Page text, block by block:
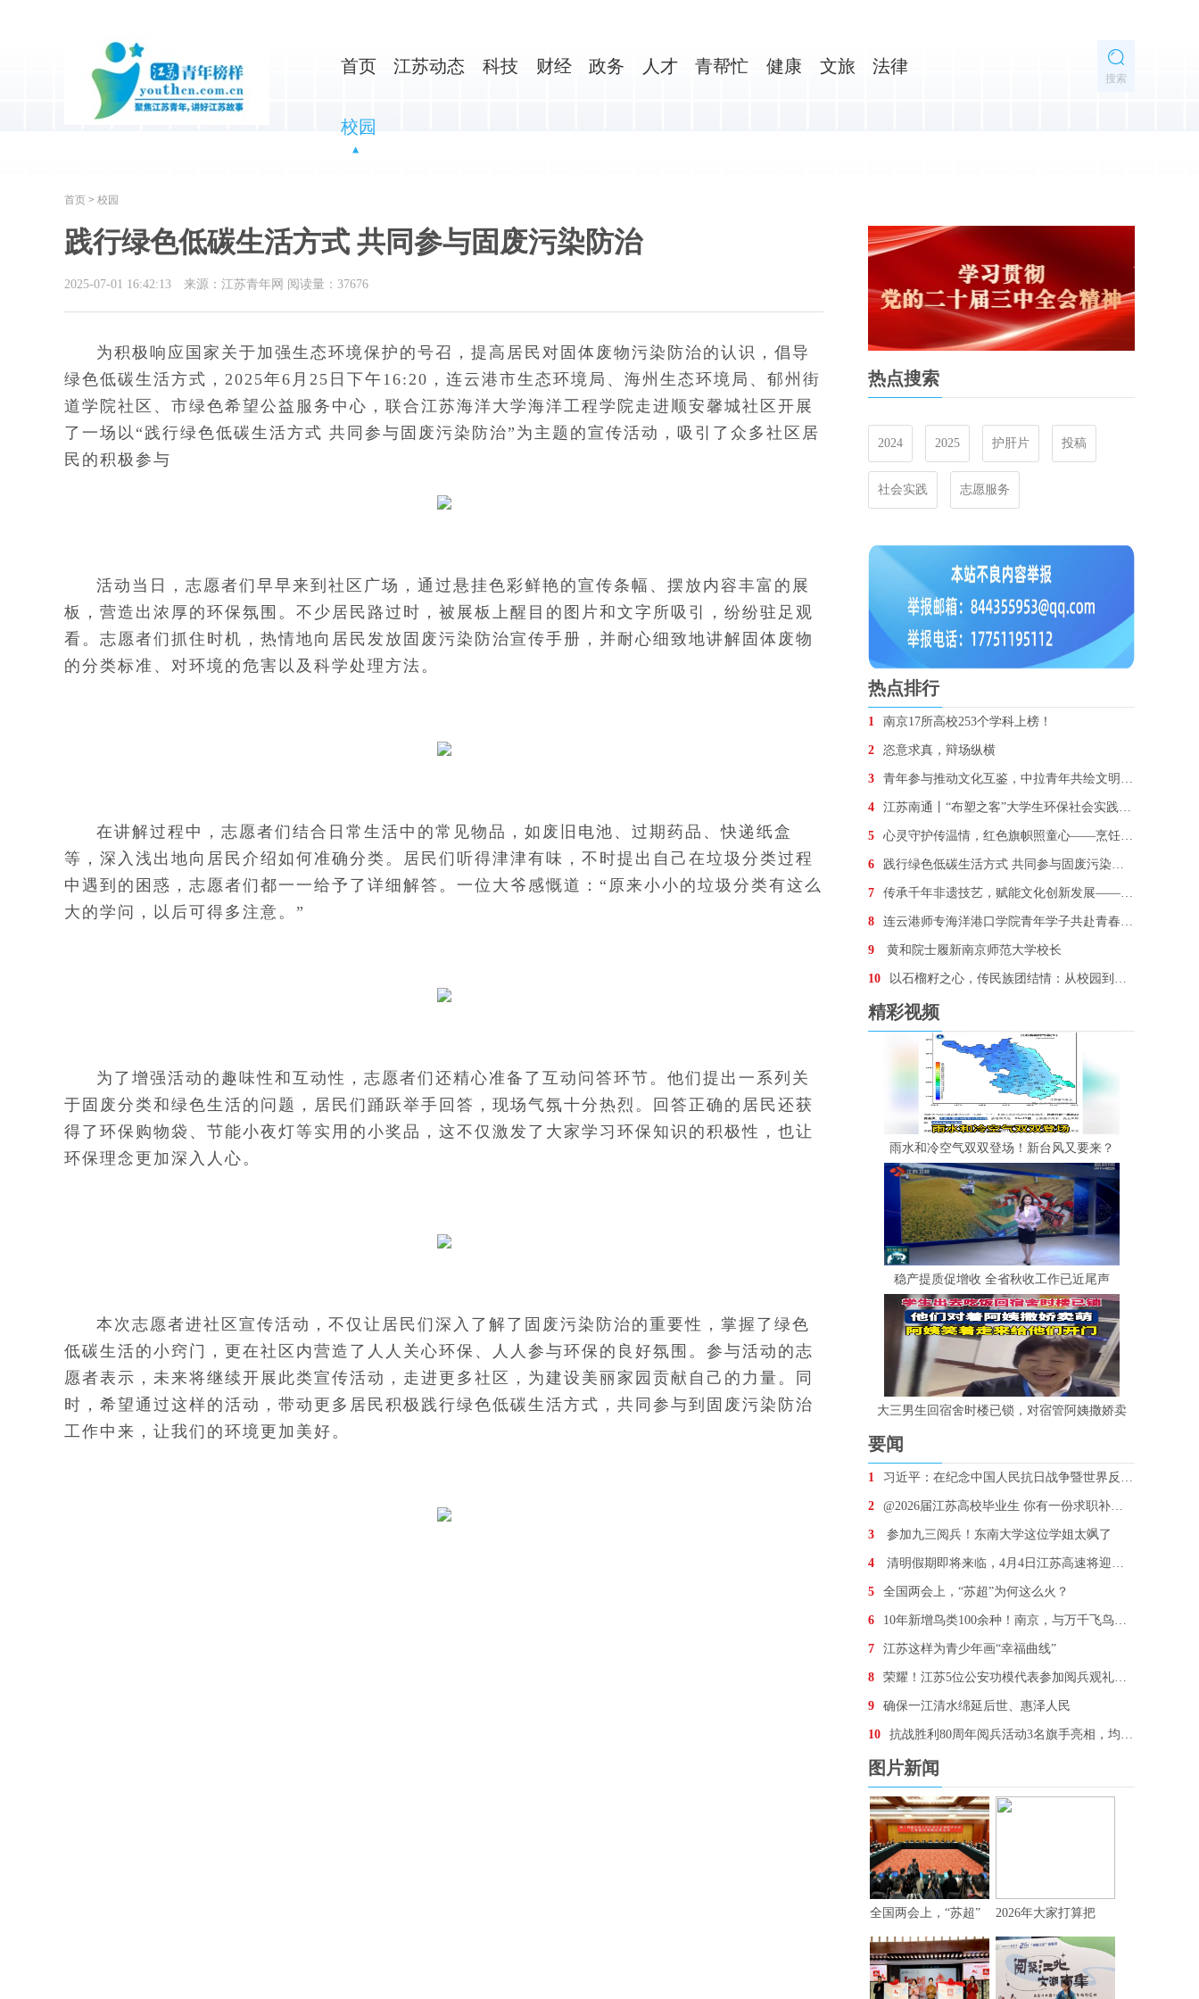
首页 江苏动态 科技 财经 政务 人才 青帮忙 健康 文旅 法律
校园
搜索
首页 > 校园
践行绿色低碳生活方式 共同参与固废污染防治
2025-07-01 16:42:13 来源：江苏青年网 阅读量： 37676
为积极响应国家关于加强生态环境保护的号召，提高居民对固体废物污染防治的认识，倡导
绿色低碳生活方式，2025年6月25日下午16:20，连云港市生态环境局、海州生态环境局、郁州街
道学院社区、市绿色希望公益服务中心，联合江苏海洋大学海洋工程学院走进顺安馨城社区开展
了一场以“践行绿色低碳生活方式 共同参与固废污染防治”为主题的宣传活动，吸引了众多社区居
民的积极参与
活动当日，志愿者们早早来到社区广场，通过悬挂色彩鲜艳的宣传条幅、摆放内容丰富的展
板，营造出浓厚的环保氛围。不少居民路过时，被展板上醒目的图片和文字所吸引，纷纷驻足观
看。志愿者们抓住时机，热情地向居民发放固废污染防治宣传手册，并耐心细致地讲解固体废物
的分类标准、对环境的危害以及科学处理方法。
在讲解过程中，志愿者们结合日常生活中的常见物品，如废旧电池、过期药品、快递纸盒
等，深入浅出地向居民介绍如何准确分类。居民们听得津津有味，不时提出自己在垃圾分类过程
中遇到的困惑，志愿者们都一一给予了详细解答。一位大爷感慨道：“原来小小的垃圾分类有这么
大的学问，以后可得多注意。”
为了增强活动的趣味性和互动性，志愿者们还精心准备了互动问答环节。他们提出一系列关
于固废分类和绿色生活的问题，居民们踊跃举手回答，现场气氛十分热烈。回答正确的居民还获
得了环保购物袋、节能小夜灯等实用的小奖品，这不仅激发了大家学习环保知识的积极性，也让
环保理念更加深入人心。
本次志愿者进社区宣传活动，不仅让居民们深入了解了固废污染防治的重要性，掌握了绿色
低碳生活的小窍门，更在社区内营造了人人关心环保、人人参与环保的良好氛围。参与活动的志
愿者表示，未来将继续开展此类宣传活动，走进更多社区，为建设美丽家园贡献自己的力量。同
时，希望通过这样的活动，带动更多居民积极践行绿色低碳生活方式，共同参与到固废污染防治
工作中来，让我们的环境更加美好。
热点搜索
2024 2025 护肝片 投稿
社会实践 志愿服务
热点排行
1 南京17所高校253个学科上榜！
2 恣意求真，辩场纵横
3 青年参与推动文化互鉴，中拉青年共绘文明对话图景
4 江苏南通丨“布塑之客”大学生环保社会实践活动在南通
5 心灵守护传温情，红色旗帜照童心——烹饪科技学院“勤
6 践行绿色低碳生活方式 共同参与固废污染防治
7 传承千年非遗技艺，赋能文化创新发展——南财学子实践
8 连云港师专海洋港口学院青年学子共赴青春“山海情”，
9 黄和院士履新南京师范大学校长
10 以石榴籽之心，传民族团结情：从校园到社区的温暖接力
精彩视频
雨水和冷空气双双登场！新台风又要来？
稳产提质促增收 全省秋收工作已近尾声
大三男生回宿舍时楼已锁，对宿管阿姨撒娇卖
要闻
1 习近平：在纪念中国人民抗日战争暨世界反法西斯战争胜
2 @2026届江苏高校毕业生 你有一份求职补贴待领取
3 参加九三阅兵！东南大学这位学姐太飒了
4 清明假期即将来临，4月4日江苏高速将迎车流最高峰
5 全国两会上，“苏超”为何这么火？
6 10年新增鸟类100余种！南京，与万千飞鸟为邻
7 江苏这样为青少年画“幸福曲线”
8 荣耀！江苏5位公安功模代表参加阅兵观礼，他们想说…
9 确保一江清水绵延后世、惠泽人民
10 抗战胜利80周年阅兵活动3名旗手亮相，均为“90后
图片新闻
全国两会上，“苏超” 2026年大家打算把